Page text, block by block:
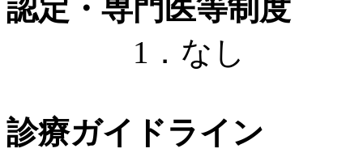
認定・専門医等制度
1．なし
診療ガイドライン